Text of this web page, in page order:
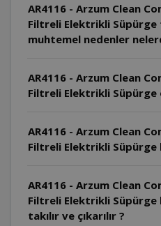
AR4116 - Arzum Clean
Filtreli Elektrikli
muhtemel nedenler
AR4116 - Arzum Clean
Filtreli Elektrikli Süpürge
AR4116 - Arzum Clean
Filtreli Elektrikli Süpürge
AR4116 - Arzum Clean
Filtreli Elektrikli Süpürge
takılır ve çıkarılır ?